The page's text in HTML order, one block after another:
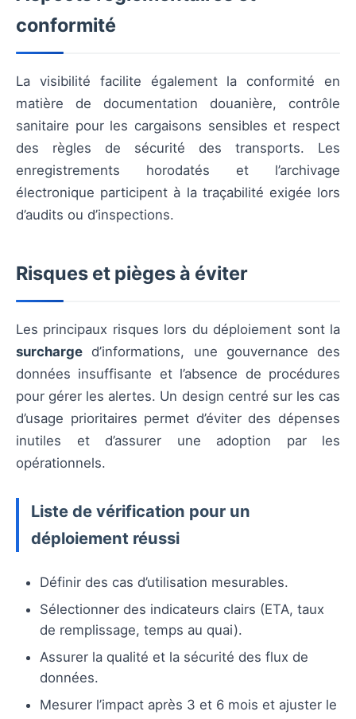
conformité
La visibilité facilite également la conformité en
matière de documentation douanière, contrôle
sanitaire pour les cargaisons sensibles et respect
des règles de sécurité des transports. Les
enregistrements horodatés et l’archivage
électronique participent à la traçabilité exigée lors
d’audits ou d’inspections.
Risques et pièges à éviter
Les principaux risques lors du déploiement sont la
surcharge d’informations, une gouvernance des
données insuffisante et l’absence de procédures
pour gérer les alertes. Un design centré sur les cas
d’usage prioritaires permet d’éviter des dépenses
inutiles et d’assurer une adoption par les
opérationnels.
Liste de vérification pour un
déploiement réussi
Définir des cas d’utilisation mesurables.
Sélectionner des indicateurs clairs (ETA, taux
de remplissage, temps au quai).
Assurer la qualité et la sécurité des flux de
données.
Mesurer l’impact après 3 et 6 mois et ajuster le